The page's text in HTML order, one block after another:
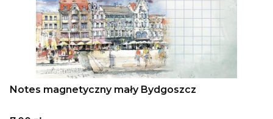
Notes magnetyczny mały Bydgoszcz